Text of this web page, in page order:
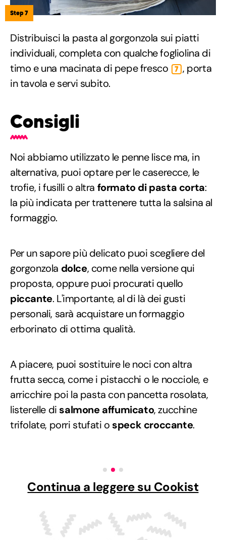
Step 7
Distribuisci la pasta al gorgonzola sui piatti
individuali, completa con qualche fogliolina di
timo e una macinata di pepe fresco
7 , porta
in tavola e servi subito.
Consigli
Noi abbiamo utilizzato le penne lisce ma, in
alternativa, puoi optare per le caserecce, le
trofie, i fusilli o altra formato di pasta corta:
la più indicata per trattenere tutta la salsina al
formaggio.
Per un sapore più delicato puoi scegliere del
gorgonzola dolce, come nella versione qui
proposta, oppure puoi procurati quello
piccante. L'importante, al di là dei gusti
personali, sarà acquistare un formaggio
erborinato di ottima qualità.
A piacere, puoi sostituire le noci con altra
frutta secca, come i pistacchi o le nocciole, e
arricchire poi la pasta con pancetta rosolata,
listerelle di salmone affumicato, zucchine
trifolate, porri stufati o speck croccante.
Continua a leggere su Cookist